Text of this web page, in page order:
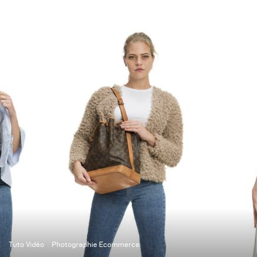
Tuto Vidéo Photographie Ecommerce